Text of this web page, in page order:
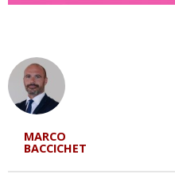
MARCO
BACCICHET